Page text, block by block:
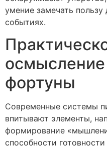
умение замечать
событиях.
фортуны
Современные системы
впитывают элементы,
формирование
способности готовности